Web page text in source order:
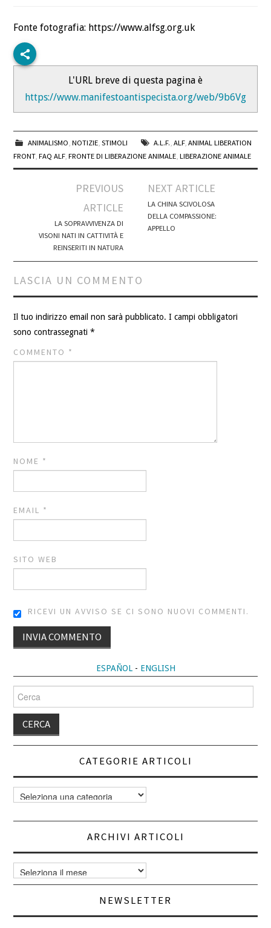
Fonte fotografia: https://www.alfsg.org.uk
L'URL breve di questa pagina è
https://www.manifestoantispecista.org/web/9b6Vg
ANIMALISMO, NOTIZIE, STIMOLI A.L.F., ALF, ANIMAL LIBERATION
FRONT,FAQ ALF,FRONTE DI LIBERAZIONE ANIMALE,LIBERAZIONE ANIMALE
PREVIOUS
ARTICLE
LA SOPRAVVIVENZA DI
VISONI NATI IN CATTIVITÀ E
REINSERITI IN NATURA
NEXT ARTICLE
LA CHINA SCIVOLOSA
DELLA COMPASSIONE:
APPELLO
LASCIA UN COMMENTO
Il tuo indirizzo email non sarà pubblicato. I campi obbligatori
sono contrassegnati*
COMMENTO *
NOME *
EMAIL *
SITO WEB
RICEVI UN AVVISO SE CI SONO NUOVI COMMENTI.
ESPAÑOL- ENGLISH
per:
CATEGORIE ARTICOLI
Categorie
articoli
ARCHIVI ARTICOLI
Archivi
articoli
NEWSLETTER